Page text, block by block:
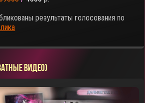
результаты голосования по
ВИДЕО)